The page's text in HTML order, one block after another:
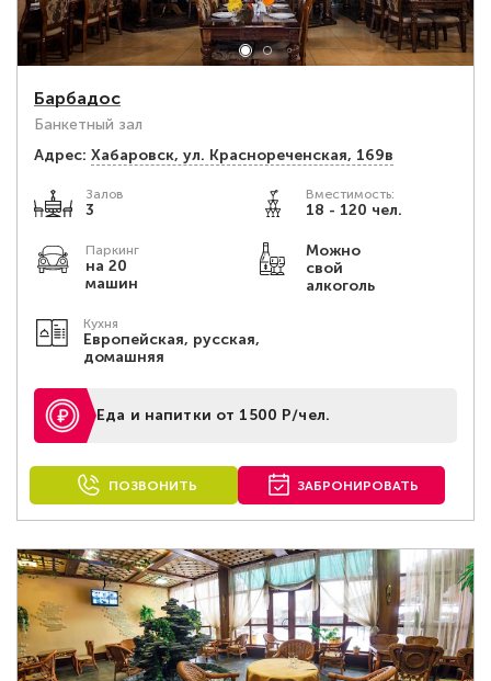
Барбадос
Банкетный зал
Адрес: Хабаровск, ул. Краснореченская, 169в
Залов
3
Вместимость:
18 - 120 чел.
Паркинг
на 20
машин
Можно
свой
алкоголь
Кухня
Европейская, русская,
домашняя
Еда и напитки от 1500 Р/чел.
ПОЗВОНИТЬ ЗАБРОНИРОВАТЬ